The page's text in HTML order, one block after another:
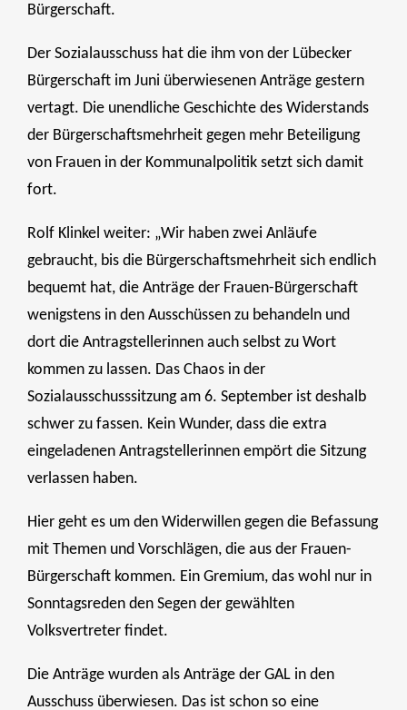
Bürgerschaft.
Der Sozialausschuss hat die ihm von der Lübecker
Bürgerschaft im Juni überwiesenen Anträge gestern
vertagt. Die unendliche Geschichte des Widerstands
der Bürgerschaftsmehrheit gegen mehr Beteiligung
von Frauen in der Kommunalpolitik setzt sich damit
fort.
Rolf Klinkel weiter: „Wir haben zwei Anläufe
gebraucht, bis die Bürgerschaftsmehrheit sich endlich
bequemt hat, die Anträge der Frauen-Bürgerschaft
wenigstens in den Ausschüssen zu behandeln und
dort die Antragstellerinnen auch selbst zu Wort
kommen zu lassen. Das Chaos in der
Sozialausschusssitzung am 6. September ist deshalb
schwer zu fassen. Kein Wunder, dass die extra
eingeladenen Antragstellerinnen empört die Sitzung
verlassen haben.
Hier geht es um den Widerwillen gegen die Befassung
mit Themen und Vorschlägen, die aus der Frauen-
Bürgerschaft kommen. Ein Gremium, das wohl nur in
Sonntagsreden den Segen der gewählten
Volksvertreter findet.
Die Anträge wurden als Anträge der GAL in den
Ausschuss überwiesen. Das ist schon so eine